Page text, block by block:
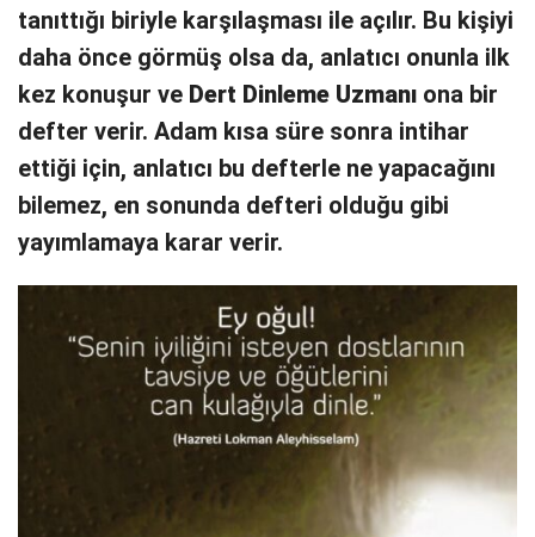
tanıttığı biriyle karşılaşması ile açılır. Bu kişiyi
daha önce görmüş olsa da, anlatıcı onunla ilk
kez konuşur ve Dert Dinleme Uzmanı ona bir
defter verir. Adam kısa süre sonra intihar
ettiği için, anlatıcı bu defterle ne yapacağını
bilemez, en sonunda defteri olduğu gibi
yayımlamaya karar verir.